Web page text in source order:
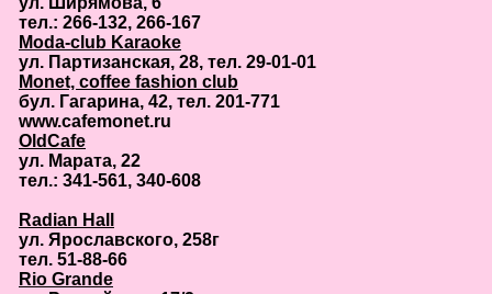
тел.: 266-132, 266-167
Moda-club Karaoke
ул. Партизанская, 28, тел. 29-01-01
Monet, coffee fashion club
бул. Гагарина, 42, тел. 201-771
www.cafemonet.ru
OldCafe
ул. Марата, 22
тел.: 341-561, 340-608
Radian Hall
ул. Ярославского, 258г
тел. 51-88-66
Rio Grande